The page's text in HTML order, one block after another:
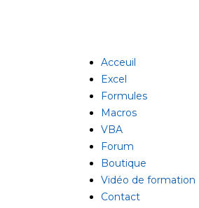
Acceuil
Excel
Formules
Macros
VBA
Forum
Boutique
Vidéo de formation
Contact